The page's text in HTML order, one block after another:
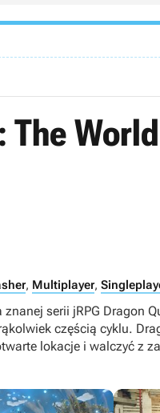
, Multiplayer,
serii jRPG Dragon
częścią cyklu.
lokacje i walczyć z